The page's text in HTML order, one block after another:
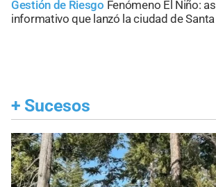
Gestión de Riesgo Fenómeno El Niño:
informativo que lanzó la ciudad de Santa
+ Sucesos